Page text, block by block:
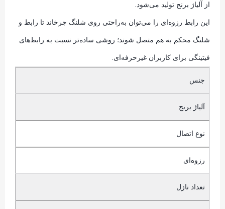
از آلیاژ برنج تولید می‌شود.
این رابط رزوه‌ای را می‌توان به‌راحتی روی شلنگ چرخاند تا رابط و
شلنگ محکم به هم متصل شوند؛ روشی ساده‌تر نسبت به رابط‌های
فیتینگی برای کاربران غیرحرفه‌ای.
جنس
آلیاژ برنج
نوع اتصال
رزوه‌ای
تعداد نازل